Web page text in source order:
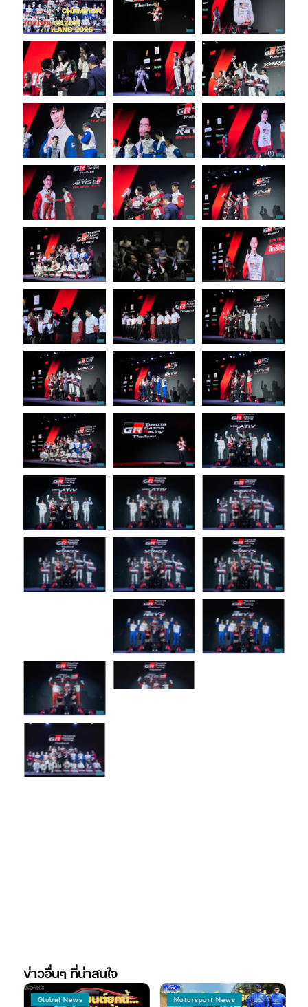
ข่าวอื่นๆ ที่น่าสนใจ
Global News Motorsport News